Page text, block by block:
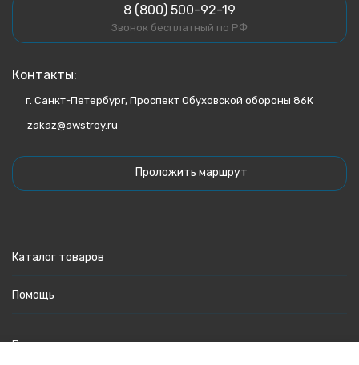
8 (800) 500-92-19
Звонок бесплатный по РФ
Контакты:
г. Санкт-Петербург, Проспект Обуховской обороны 86К
zakaz@awstroy.ru
Проложить маршрут
Каталог товаров
Помощь
Политика персональных данных